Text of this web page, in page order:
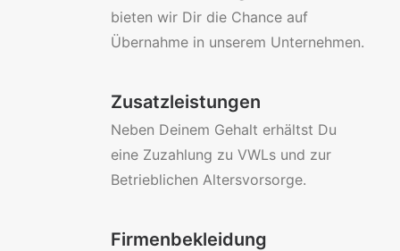
bieten wir Dir die Chance auf
Übernahme in unserem Unternehmen.
Zusatzleistungen
Neben Deinem Gehalt erhältst Du
eine Zuzahlung zu VWLs und zur
Betrieblichen Altersvorsorge.
Firmenbekleidung